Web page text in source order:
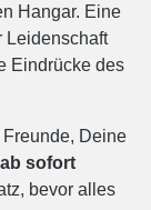
Hangar. Eine
Leidenschaft
Eindrücke des
Deine
ab sofort
bevor alles